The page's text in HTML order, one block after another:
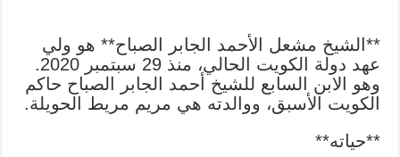
**الشيخ مشعل الأحمد الجابر الصباح** هو ولي
عهد دولة الكويت الحالي، منذ 29 سبتمبر 2020.
وهو الابن السابع للشيخ أحمد الجابر الصباح حاكم
الكويت الأسبق، ووالدته هي مريم مريط الحويلة.
**حياته**